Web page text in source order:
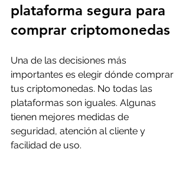
plataforma segura para
comprar criptomonedas
Una de las decisiones más
importantes es elegir dónde comprar
tus criptomonedas. No todas las
plataformas son iguales. Algunas
tienen mejores medidas de
seguridad, atención al cliente y
facilidad de uso.